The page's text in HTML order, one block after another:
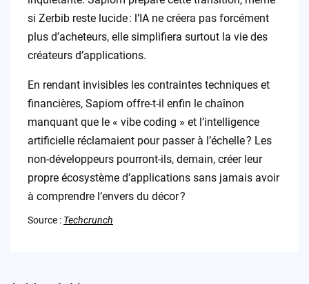
si Zerbib reste lucide : l’IA ne créera pas forcément
plus d’acheteurs, elle simplifiera surtout la vie des
créateurs d’applications.
En rendant invisibles les contraintes techniques et
financières, Sapiom offre-t-il enfin le chaînon
manquant que le « vibe coding » et l’intelligence
artificielle réclamaient pour passer à l’échelle ? Les
non-développeurs pourront-ils, demain, créer leur
propre écosystème d’applications sans jamais avoir
à comprendre l’envers du décor ?
Source : Techcrunch